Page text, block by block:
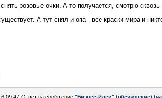
розовые очки. А то получается, смотрю
А тут снял и опа - все краски мира и
09:47 Ответ на сообщение "Бизнес-Идеи" (обсуждение)